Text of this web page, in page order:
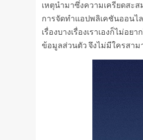
เหตุนำมาซึ่งความเครียดสะส
การจัดทำแอปพลิเคชันออนไ
เรื่องบางเรื่องเราเองก็ไม่อ
ข้อมูลส่วนตัว จึงไม่มีใครสาม